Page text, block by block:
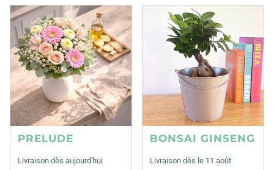
PRELUDE
Livraison dès aujourd'hui
BONSAI GINSENG
Livraison dès le 11 août